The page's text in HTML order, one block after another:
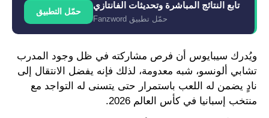
تابع النتائج المباشرة وتحديثات الفانتازي
حمّل تطبيق Fanzword
حمّل التطبيق
ويُدرك سيبايوس أن فرص مشاركته في ظل وجود المدرب
تشابي ألونسو، شبه معدومة، لذلك فإنه يفضل الانتقال إلى
نادٍ يضمن له اللعب باستمرار حتى يتسنى له التواجد مع
منتخب إسبانيا في كأس العالم 2026.